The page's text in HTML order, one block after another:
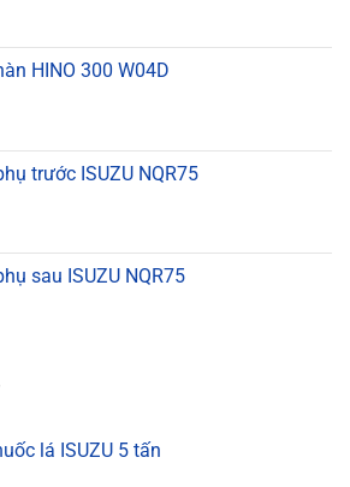
HINO 300 W04D
trước ISUZU NQR75
sau ISUZU NQR75
lá ISUZU 5 tấn